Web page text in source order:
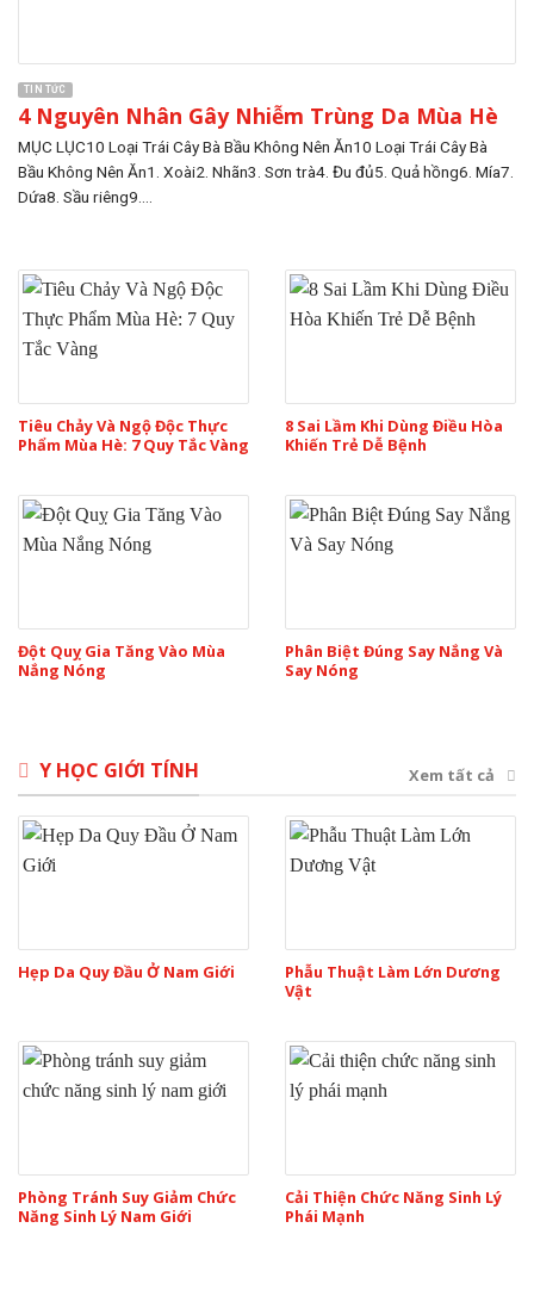
TIN TỨC
4 Nguyên Nhân Gây Nhiễm Trùng Da Mùa Hè
MỤC LỤC10 Loại Trái Cây Bà Bầu Không Nên Ăn10 Loại Trái Cây Bà
Bầu Không Nên Ăn1. Xoài2. Nhãn3. Sơn trà4. Đu đủ5. Quả hồng6. Mía7.
Dứa8. Sầu riêng9....
Tiêu Chảy Và Ngộ Độc Thực
Phẩm Mùa Hè: 7 Quy Tắc Vàng
8 Sai Lầm Khi Dùng Điều Hòa
Khiến Trẻ Dễ Bệnh
Đột Quỵ Gia Tăng Vào Mùa
Nắng Nóng
Phân Biệt Đúng Say Nắng Và
Say Nóng
Y HỌC GIỚI TÍNH Xem tất cả
Hẹp Da Quy Đầu Ở Nam Giới
Phẫu Thuật Làm Lớn Dương
Vật
Phòng Tránh Suy Giảm Chức
Năng Sinh Lý Nam Giới
Cải Thiện Chức Năng Sinh Lý
Phái Mạnh